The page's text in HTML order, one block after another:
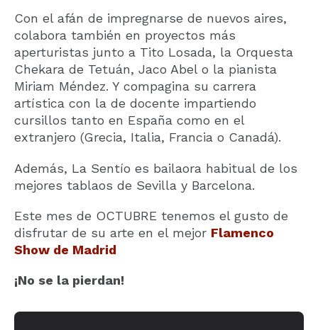
Con el afán de impregnarse de nuevos aires,
colabora también en proyectos más
aperturistas junto a Tito Losada, la Orquesta
Chekara de Tetuán, Jaco Abel o la pianista
Miriam Méndez. Y compagina su carrera
artística con la de docente impartiendo
cursillos tanto en España como en el
extranjero (Grecia, Italia, Francia o Canadá).
Además, La Sentío es bailaora habitual de los
mejores tablaos de Sevilla y Barcelona.
Este mes de OCTUBRE tenemos el gusto de
disfrutar de su arte en el mejor Flamenco
Show de Madrid
¡No se la pierdan!